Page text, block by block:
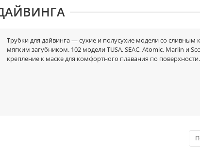
Трубки для дайвинга — сухие и полусухие модели со сливным
мягким загубником. 102 модели TUSA, SEAC, Atomic, Marlin и
крепление к маске для комфортного плавания по поверхности.